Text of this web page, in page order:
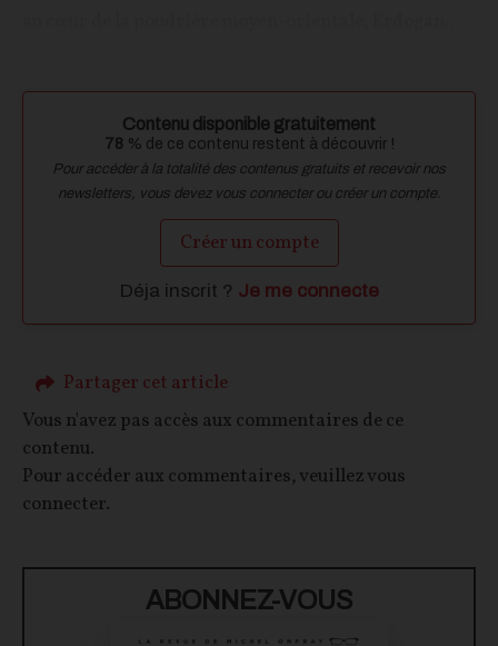
Contenu disponible gratuitement
78 % de ce contenu restent à découvrir !
Pour accéder à la totalité des contenus gratuits et recevoir nos
newsletters, vous devez vous connecter ou créer un compte.
Créer un compte
Déja inscrit ? Je me connecte
Partager cet article
Vous n'avez pas accès aux commentaires de ce
contenu.
Pour accéder aux commentaires, veuillez vous
connecter.
ABONNEZ-VOUS